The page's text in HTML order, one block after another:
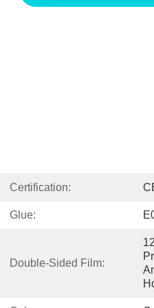
Certification:
Glue:
Double-Sided Film: